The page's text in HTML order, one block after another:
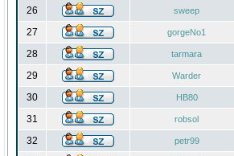
26 sweep
27 gorgeNo1
28 tarmara
29 Warder
30 HB80
31 robsol
32 petr99